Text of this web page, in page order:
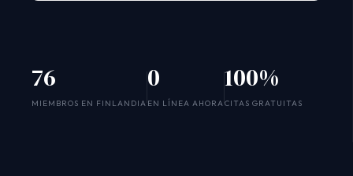
76
MIEMBROS EN FINLANDIA
0
EN LÍNEA AHORA
100%
CITAS GRATUITAS